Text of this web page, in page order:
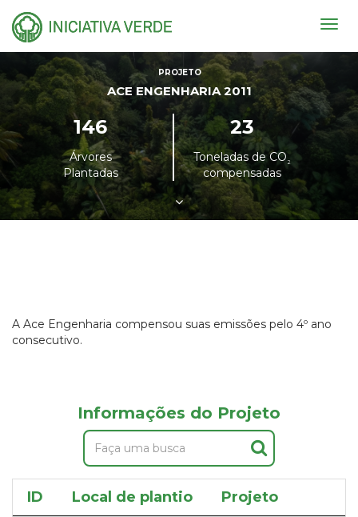
PROJETO
ACE ENGENHARIA 2011
146
Árvores
Plantadas
23
Toneladas de CO²
compensadas
A Ace Engenharia compensou suas emissões pelo 4º ano
consecutivo.
Informações do Projeto
ID Local de plantio Projeto